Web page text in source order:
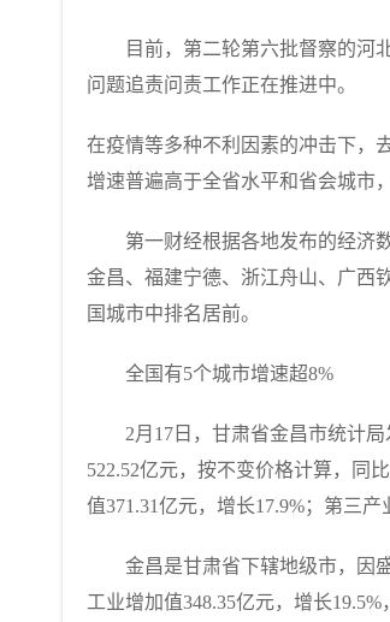
目前，第二轮第六批督察的河北
问题追责问责工作正在推进中。
在疫情等多种不利因素的冲击下，
增速普遍高于全省水平和省会城市
第一财经根据各地发布的经济数
金昌、福建宁德、浙江舟山、广西
国城市中排名居前。
全国有5个城市增速超8%
2月17日，甘肃省金昌市统计局
522.52亿元，按不变价格计算，同
值371.31亿元，增长17.9%；第三产
金昌是甘肃省下辖地级市，因盛
工业增加值348.35亿元，增长